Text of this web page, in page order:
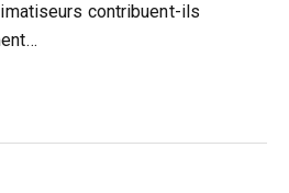
contribuent-ils